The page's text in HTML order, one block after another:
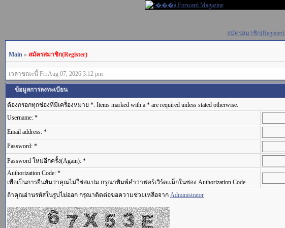
สมัครสมาชิก(Register)
Main » สมัครสมาชิก(Register)
เวลาขณะนี้ Fri Aug 07, 2026 3:12 pm
ข้อมูลการลงทะเบียน
ต้องกรอกทุกช่องที่มีเครื่องหมาย *. Items marked with a * are required unless stated otherwise.
Username: *
Email address: *
Password: *
Password ใหม่อีกครั้ง(Again): *
Authorization Code: *
เพื่อเป็นการยืนยันว่าคุณไม่ใช่สแปม กรุณาพิมพ์คำว่าฟอร์เวิร์ดแม็กในช่อง Authorization Code
ถ้าคุณอ่านรหัสในรูปไม่ออก กรุณาติดต่อขอความช่วยเหลือจาก Administrator